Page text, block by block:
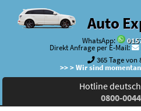
Auto
WhatsApp:
Direkt Anfrage per E-Mail:
365 Tage von
>> > Wir sind
Hotline
0800-